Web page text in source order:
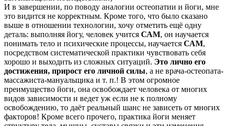
И в завершении, по поводу аналогии остеопатии и йоги, мне
это видится не корректным. Кроме того, что было сказано
выше в отношении технологии, хочу отметить ещё одну
деталь: выполняя йогу, человек учится САМ, он научается
понимать тело и психические процессы, научается САМ,
посредством систематической практики чувствовать себя
хорошо и выходить из сложных ситуаций. Это лично его
достижения, прирост его личной силы, а не врача-остеопата-
массажиста-мануальщика и т. п.! В этом огромное
преимущество йоги, она освобождает человека от многих
видов зависимости и ведет уж если не к полному
освобождению, то даёт реальный шанс не зависеть от многих
факторов! Кроме всего прочего, практика йоги меняет